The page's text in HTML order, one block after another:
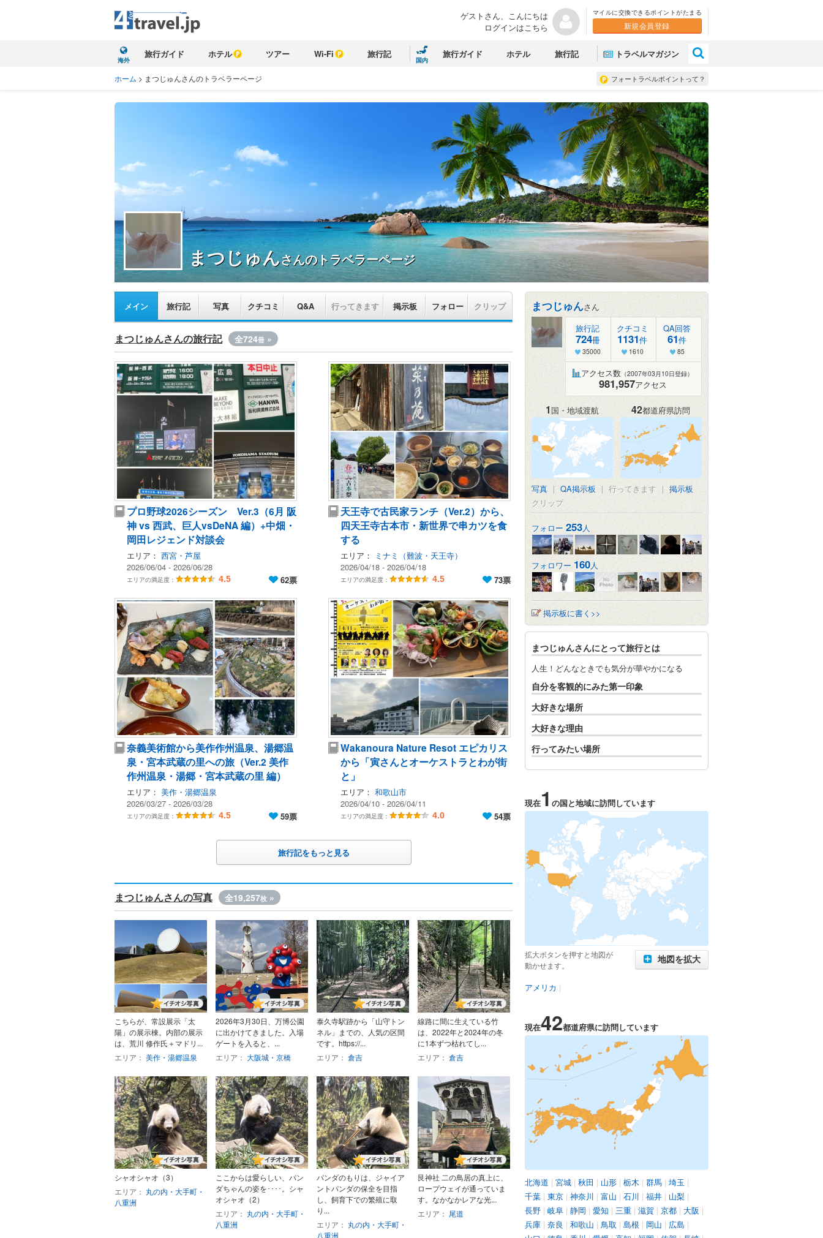
ゲストさん、こんにちは
ログインはこちら
マイルに交換できるポイントがたまる
新規会員登録
海外
旅行ガイド ホテル ツアー Wi-Fi 旅行記
国内
旅行ガイド ホテル 旅行記 トラベルマガジン
フォートラベルポイントって？
ホーム > まつじゅんさんのトラベラーページ
まつじゅんさんのトラベラーページ
メイン 旅行記 写真 クチコミ Q&A 行ってきます 掲示板 フォロー クリップ
まつじゅんさんの旅行記 全724冊 »
プロ野球2026シーズン Ver.3（6月 阪
神 vs 西武、巨人vsDeNA 編）+中畑・
岡田レジェンド対談会
エリア： 西宮・芦屋
2026/06/04 - 2026/06/28
エリアの満足度： 4.5 62票
天王寺で古民家ランチ（Ver.2）から、
四天王寺古本市・新世界で串カツを食
する
エリア：
ミナミ（難波・天王寺）
2026/04/18 - 2026/04/18
エリアの満足度： 4.5 73票
奈義美術館から美作作州温泉、湯郷温
泉・宮本武蔵の里への旅（Ver.2 美作
作州温泉・湯郷・宮本武蔵の里 編）
エリア： 美作・湯郷温泉
2026/03/27 - 2026/03/28
エリアの満足度： 4.5 59票
Wakanoura Nature Resot エピカリス
から「寅さんとオーケストラとわが街
と」
エリア： 和歌山市
2026/04/10 - 2026/04/11
エリアの満足度： 4.0 54票
旅行記をもっと見る
まつじゅんさんの写真 全19,257枚 »
こちらが、常設展示「太
陽」の展示棟。内部の展示
は、荒川 修作氏＋マドリ...
エリア： 美作・湯郷温泉
2026年3月30日、万博公園
に出かけてきました。入場
ゲートを入ると、...
エリア： 大阪城・京橋
泰久寺駅跡から「山守トン
ネル」までの、人気の区間
です。https://...
エリア： 倉吉
線路に間に生えている竹
は、2022年と2024年の冬
に1本ずつ枯れてし...
エリア： 倉吉
シャオシャオ（3）
エリア： 丸の内・大手町・
八重洲
ここからは愛らしい、パン
ダちゃんの姿を････。シャ
オシャオ（2）
エリア： 丸の内・大手町・
八重洲
パンダのもりは、ジャイア
ントパンダの保全を目指
し、飼育下での繁殖に取
り...
エリア： 丸の内・大手町・
八重洲
艮神社 二の鳥居の真上に、
ロープウェイが通っていま
す。なかなかレアな光...
エリア： 尾道
まつじゅんさん
旅行記
724冊
35000
クチコミ
1131件
1610
QA回答
61件
85
アクセス数 （2007年03月10日登録）
981,957アクセス
1国・地域渡航 42都道府県訪問
写真 | QA掲示板 | 行ってきます | 掲示板
クリップ
フォロー 253人
フォロワー 160人
掲示板に書く>>
まつじゅんさんにとって旅行とは
人生！どんなときでも気分が華やかになる
自分を客観的にみた第一印象
大好きな場所
大好きな理由
行ってみたい場所
現在1 の国と地域に訪問しています
拡大ボタンを押すと地図が
動かせます。
地図を拡大
アメリカ |
現在42都道府県に訪問しています
北海道 | 宮城 | 秋田 | 山形 | 栃木 | 群馬 | 埼玉 |
千葉 | 東京 | 神奈川 | 富山 | 石川 | 福井 | 山梨 |
長野 | 岐阜 | 静岡 | 愛知 | 三重 | 滋賀 | 京都 | 大阪 |
兵庫 | 奈良 | 和歌山 | 鳥取 | 島根 | 岡山 | 広島 |